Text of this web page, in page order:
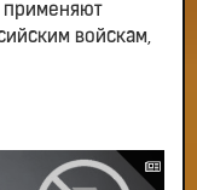
применяют
войскам,